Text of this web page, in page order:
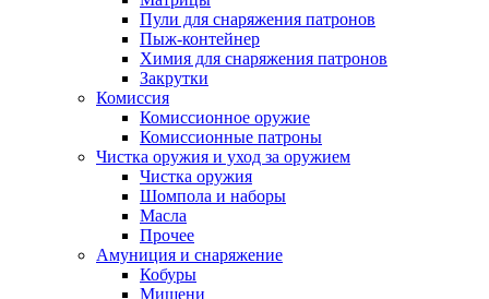
Пули для снаряжения патронов
Пыж-контейнер
Химия для снаряжения патронов
Закрутки
Комиссия
Комиссионное оружие
Комиссионные патроны
Чистка оружия и уход за оружием
Чистка оружия
Шомпола и наборы
Масла
Прочее
Амуниция и снаряжение
Кобуры
Мишени